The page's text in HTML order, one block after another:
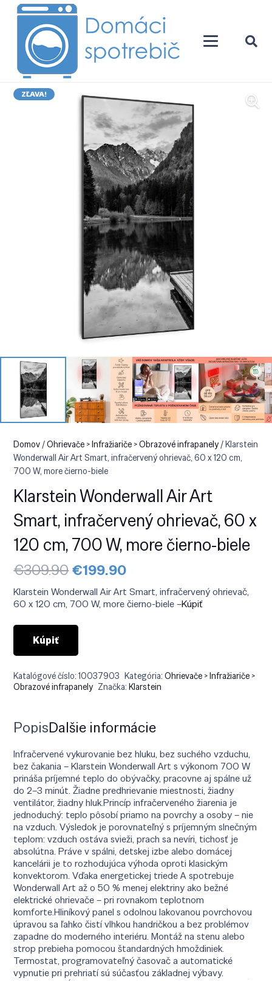
ZĽAVA!
Domov/Ohrievače > Infražiariče > Obrazové infrapanely/ Klarstein
Wonderwall Air Art Smart, infračervený ohrievač, 60 x 120 cm,
700 W, more čierno-biele
Klarstein Wonderwall Air Art
Smart, infračervený ohrievač, 60 x
120 cm, 700 W, more čierno-biele
€309.90Pôvodná
cena
bola:
€309.90.
€199.90Aktuálna
je:
€199.90.
Klarstein Wonderwall Air Art Smart, infračervený ohrievač,
60 x 120 cm, 700 W, more čierno-biele –Kúpiť
Kúpiť
Katalógové číslo:10037903 Kategória:Ohrievače > Infražiariče >
Obrazové infrapanely Značka:Klarstein
PopisĎalšie informácie
Infračervené vykurovanie bez hluku, bez suchého vzduchu,
bez čakania – Klarstein Wonderwall Art s výkonom 700 W
prináša príjemné teplo do obývačky, pracovne aj spálne už
do 2–3 minút. Žiadne predhrievanie miestnosti, žiadny
ventilátor, žiadny hluk.Princíp infračerveného žiarenia je
jednoduchý: teplo pôsobí priamo na povrchy a osoby – nie
na vzduch. Výsledok je porovnateľný s príjemným slnečným
teplom: vzduch ostáva svieži, prach sa nevíri, tichosť je
absolútna. Práve v spálni, detskej izbe alebo domácej
kancelárii je to rozhodujúca výhoda oproti klasickým
konvektorom. Vďaka energetickej triede A spotrebuje
Wonderwall Art až o 50 % menej elektriny ako bežné
elektrické ohrievače – pri rovnakom teplotnom
komforte.Hliníkový panel s odolnou lakovanou povrchovou
úpravou sa ľahko čistí vlhkou handričkou a bez problémov
zapadne do moderného interiéru. Montáž na stenu alebo
strop prebieha pomocou štandardných hmoždiniek.
Termostat, programovateľný časovač a automatické
vypnutie pri prehriatí sú súčasťou základnej výbavy.